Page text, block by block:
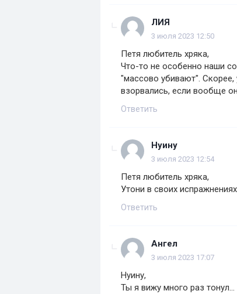
ЛИЯ
3 июля 2023 12:50
Петя любитель хряка,
Что-то не особенно наши
"массово убивают".
взорвались, если вообще
Ответить
Нуину
3 июля 2023 12:54
Петя любитель хряка,
Утони в своих
Ответить
Ангел
3 июля 2023 17:07
Нуину,
Ты я вижу много раз тонул...